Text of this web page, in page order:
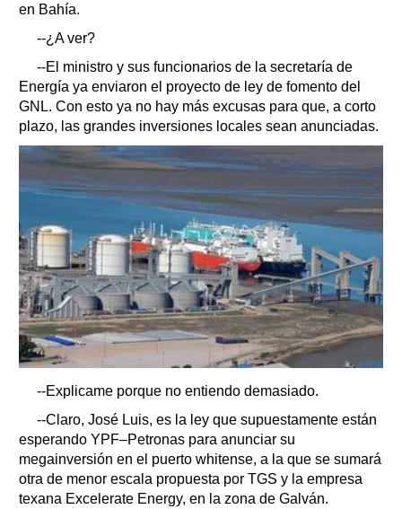
en Bahía.
--¿A ver?
--El ministro y sus funcionarios de la secretaría de
Energía ya enviaron el proyecto de ley de fomento del
GNL. Con esto ya no hay más excusas para que, a corto
plazo, las grandes inversiones locales sean anunciadas.
--Explicame porque no entiendo demasiado.
--Claro, José Luis, es la ley que supuestamente están
esperando YPF–Petronas para anunciar su
megainversión en el puerto whitense, a la que se sumará
otra de menor escala propuesta por TGS y la empresa
texana Excelerate Energy, en la zona de Galván.